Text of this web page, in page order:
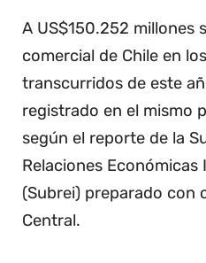
A US$150.252 millones
comercial de Chile en
transcurridos de este
registrado en el mismo
según el reporte de la
Relaciones
(Subrei) preparado con
Central.